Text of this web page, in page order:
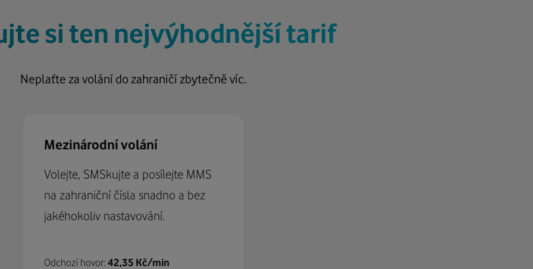
si ten nejvýhodnější tarif
Neplaťte za volání do zahraničí zbytečně víc.
Mezinárodní volání
Volejte, SMSkujte a posílejte MMS
na zahraniční čísla snadno a bez
jakéhokoliv nastavování.
Odchozí hovor: 42,35 Kč/min